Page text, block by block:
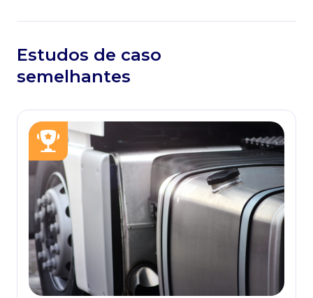
Estudos de caso
semelhantes